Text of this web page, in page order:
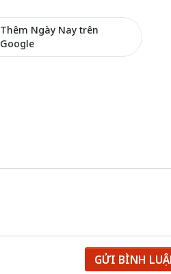
Thêm Ngày Nay trên
Google
GỬI BÌNH